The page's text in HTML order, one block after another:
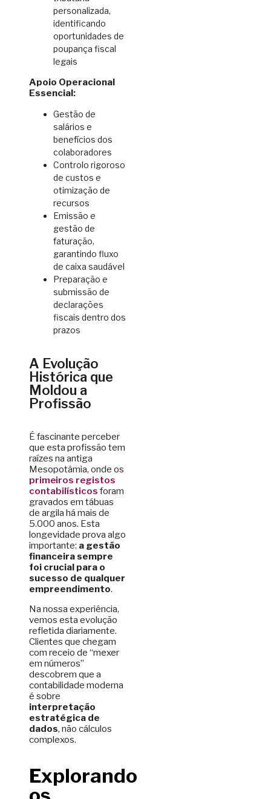
personalizada,
identificando
oportunidades de
poupança fiscal
legais
Apoio Operacional
Essencial:
Gestão de
salários e
benefícios dos
colaboradores
Controlo rigoroso
de custos e
otimização de
recursos
Emissão e
gestão de
faturação,
garantindo fluxo
de caixa saudável
Preparação e
submissão de
declarações
fiscais dentro dos
prazos
A Evolução
Histórica que
Moldou a
Profissão
É fascinante perceber
que esta profissão tem
raízes na antiga
Mesopotâmia, onde os
primeiros registos
contabilísticos foram
gravados em tábuas
de argila há mais de
5.000 anos. Esta
longevidade prova algo
importante: a gestão
financeira sempre
foi crucial para o
sucesso de qualquer
empreendimento.
Na nossa experiência,
vemos esta evolução
refletida diariamente.
Clientes que chegam
com receio de “mexer
em números”
descobrem que a
contabilidade moderna
é sobre
interpretação
estratégica de
dados, não cálculos
complexos.
Explorando